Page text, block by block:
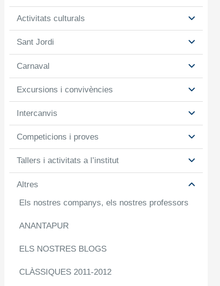
Activitats culturals
Sant Jordi
Carnaval
Excursions i convivències
Intercanvis
Competicions i proves
Tallers i activitats a l’institut
Altres
Els nostres companys, els nostres professors
ANANTAPUR
ELS NOSTRES BLOGS
CLÀSSIQUES 2011-2012